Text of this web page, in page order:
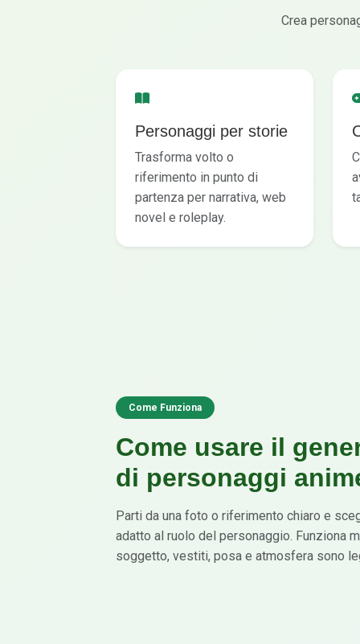
Crea
Personaggi per storie
Trasforma volto o
riferimento in punto di
partenza per narrativa, web
novel e roleplay.
Come Funziona
Come usare il
di personaggi
Parti da una foto o riferimento chiaro e
adatto al ruolo del personaggio. Funziona
soggetto, vestiti, posa e atmosfera sono